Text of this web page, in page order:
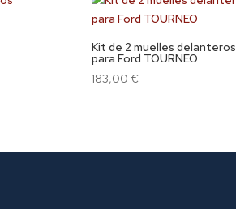
Kit de 2 muelles delanteros
para Ford TOURNEO
183,00 €